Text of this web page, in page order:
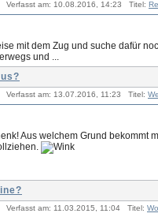
Verfasst am: 10.08.2016, 14:23 Titel:
mit dem Zug und suche dafür
und ...
Verfasst am: 13.07.2016, 11:23 Titel:
Aus welchem Grund bekommt
Verfasst am: 11.03.2015, 11:04 Titel: